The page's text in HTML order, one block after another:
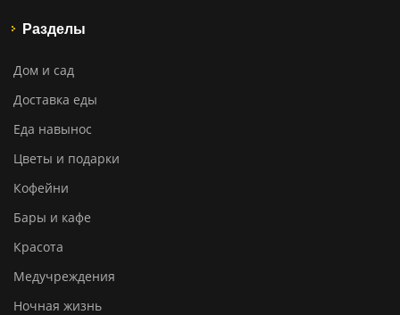
Разделы
Дом и сад
Доставка еды
Еда навынос
Цветы и подарки
Кофейни
Бары и кафе
Красота
Медучреждения
Ночная жизнь